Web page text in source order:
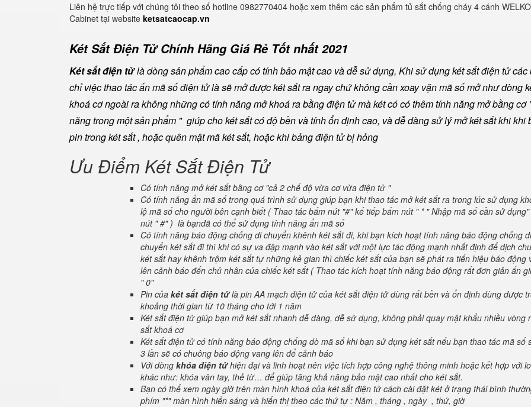
Liên hệ trực tiếp với chúng tôi theo số hotline 0982770404 hoặc xem thêm các sản phẩm tủ sắt chống cháy 4 cánh
Cabinet tại website ketsatcaocap.vn
Két Sắt Điện Tử Chính Hãng Giá Rẻ Tốt nhất 2021
Két sắt điện tửlà dòng sản phẩm cao cấp có tính bảo mật cao và dễ sử dụng, Khi sử dụng két sắt điện tử các
chỉ việc thao tác ấn mã số điện tử là sẽ mở được két sắt ra ngay chứ không cần xoay vặn mã số mở như dòng
khoá cơ ngoài ra không những có tính năng mở khoá ra bằng điện tử mà két có có thêm tính năng mở bằng cơ
năng trong một sản phẩm " giúp cho két sắt có độ bền và tính ổn định cao, và dễ dàng sử lý mở két sắt khi khi
pin trong két sắt , hoặc quên mật mã két sắt, hoặc khi bảng điện tử bị hỏng
Ưu Điểm Két Sắt Điện Tử
Có tính năng mở két sắt bằng cơ "cả 2 chế độ vừa cơ vừa điện tử "
Có tính năng ẩn mã số trong quá trình sử dụng giúp bạn khi thao tác mở két sắt ra trong lúc sử dụng
lộ mã số cho người bên cạnh biết ( Thao tác bấm nút "#" kế tiếp bấm nút " * " Nhập mã số cần sử
nút " #" ) là bạnđã có thể sử dụng tính năng ẩn mã số
Có tính năng báo động chống di chuyển khênh két sắt đi, khi bạn kích hoạt tính năng báo động chống di
chuyển két sắt đi thì khi có sự va đập mạnh vào két sắt với một lực tác động mạnh nhất định để dịch
két sắt hay khênh trộm két sắt tự những kẻ gian thì chiếc két sắt của bạn sẽ phát ra tiến hiệu báo động
lên cảnh báo đến chủ nhân của chiếc két sắt ( Thao tác kích hoạt tính năng báo động rất đơn giản ấn
" 0"
Pin của két sắt điện tửlà pin AA mạch điện tử của két sắt điện tử dùng rất bền và ổn định dùng được
khoảng thời gian từ 10 tháng cho tới 1 năm
Két sắt điện tử giúp bạn mở két sắt nhanh dễ dàng, dễ sử dụng, không phải quay mật khẩu nhiều vòng
sắt khoá cơ
Két sắt điện tử có tính năng báo động chống dò mã số khi bạn sử dụng két sắt nếu bạn thao tác mã số
3 lần sẽ có chuông báo động vang lên để cảnh báo
Với dòng khóa điện tửhiện đại và linh hoạt nên việc tích hợp công nghệ thông minh hoặc kết hợp với
khác như: khóa vân tay, thẻ từ… để giúp tăng khả năng bảo mật cao nhất cho két sắt.
Bạn có thể xem ngày giờ trên màn hình khoá của két sắt điện tử cách cài đặt két ở trạng thái bình
phím "*" màn hình hiển sáng và hiển thị theo các thứ tự : Năm , tháng , ngày , thứ, giờ